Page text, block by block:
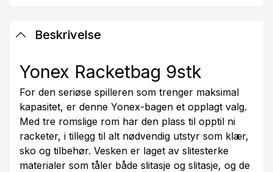
Beskrivelse
Yonex Racketbag 9stk
For den seriøse spilleren som trenger maksimal
kapasitet, er denne Yonex-bagen et opplagt valg.
Med tre romslige rom har den plass til opptil ni
racketer, i tillegg til alt nødvendig utstyr som klær,
sko og tilbehør. Vesken er laget av slitesterke
materialer som tåler både slitasje og slitasje, og de